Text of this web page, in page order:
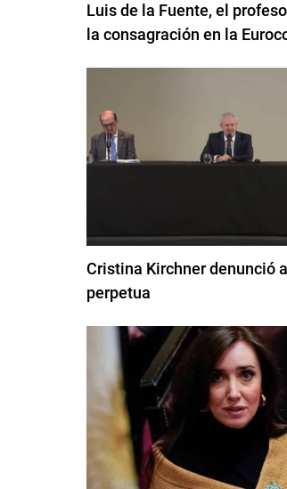
Luis de la Fuente, el
la consagración en la
Cristina Kirchner denunció
perpetua